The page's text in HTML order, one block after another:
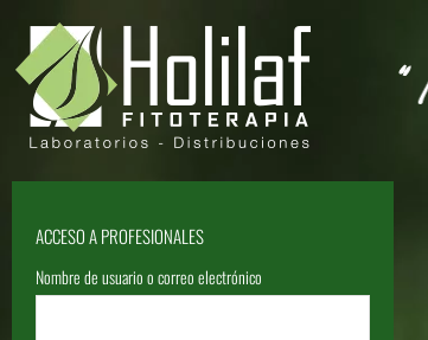
ACCESO A PROFESIONALES
Nombre de usuario o correo electrónico